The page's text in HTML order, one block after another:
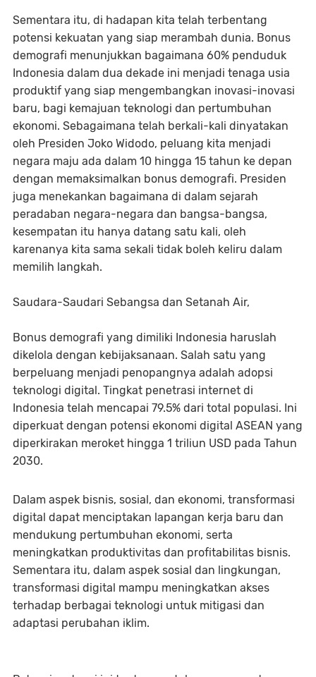
Sementara itu, di hadapan kita telah terbentang
potensi kekuatan yang siap merambah dunia. Bonus
demografi menunjukkan bagaimana 60% penduduk
Indonesia dalam dua dekade ini menjadi tenaga usia
produktif yang siap mengembangkan inovasi-inovasi
baru, bagi kemajuan teknologi dan pertumbuhan
ekonomi. Sebagaimana telah berkali-kali dinyatakan
oleh Presiden Joko Widodo, peluang kita menjadi
negara maju ada dalam 10 hingga 15 tahun ke depan
dengan memaksimalkan bonus demografi. Presiden
juga menekankan bagaimana di dalam sejarah
peradaban negara-negara dan bangsa-bangsa,
kesempatan itu hanya datang satu kali, oleh
karenanya kita sama sekali tidak boleh keliru dalam
memilih langkah.
Saudara-Saudari Sebangsa dan Setanah Air,
Bonus demografi yang dimiliki Indonesia haruslah
dikelola dengan kebijaksanaan. Salah satu yang
berpeluang menjadi penopangnya adalah adopsi
teknologi digital. Tingkat penetrasi internet di
Indonesia telah mencapai 79.5% dari total populasi. Ini
diperkuat dengan potensi ekonomi digital ASEAN yang
diperkirakan meroket hingga 1 triliun USD pada Tahun
2030.
Dalam aspek bisnis, sosial, dan ekonomi, transformasi
digital dapat menciptakan lapangan kerja baru dan
mendukung pertumbuhan ekonomi, serta
meningkatkan produktivitas dan profitabilitas bisnis.
Sementara itu, dalam aspek sosial dan lingkungan,
transformasi digital mampu meningkatkan akses
terhadap berbagai teknologi untuk mitigasi dan
adaptasi perubahan iklim.